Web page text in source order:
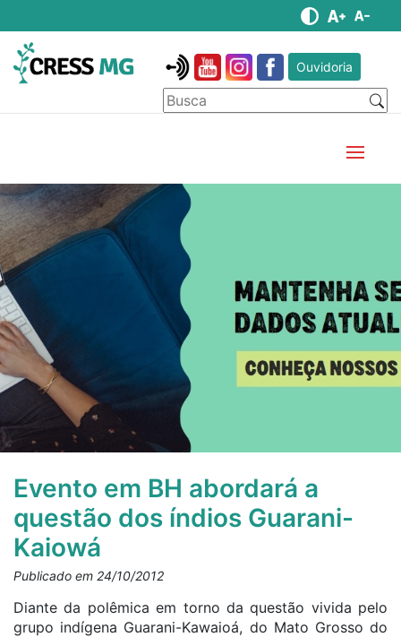
Ouvidoria
Evento em BH abordará a
questão dos índios Guarani-
Kaiowá
Publicado em 24/10/2012
Diante da polêmica em torno da questão vivida pelo
grupo indígena Guarani-Kawaioá, do Mato Grosso do